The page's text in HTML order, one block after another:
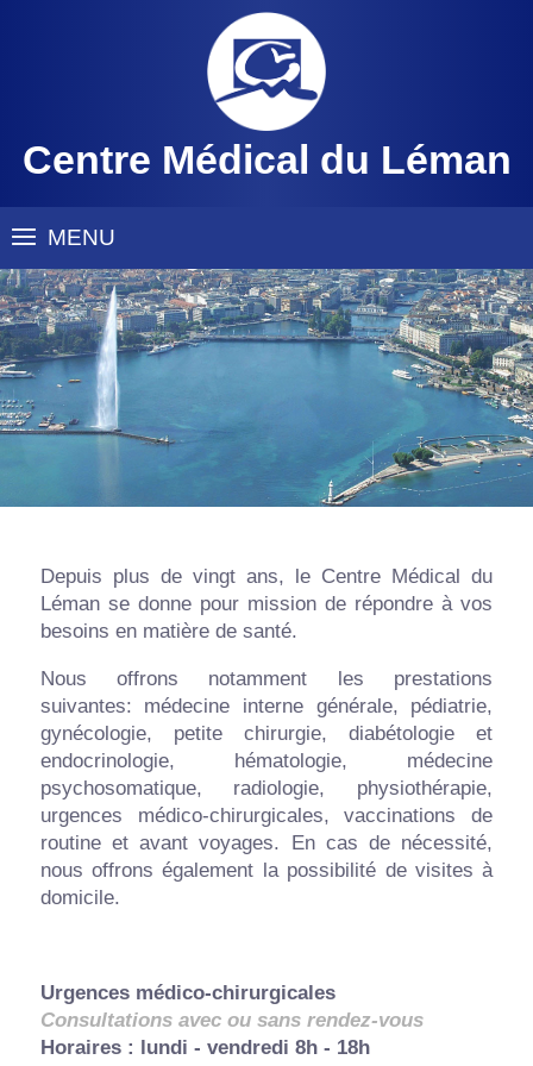
Centre Médical du Léman
MENU
Accueil
Plan d'accès
Nos valeurs
Physiothérapeute
En plus
Contact
Liens utiles
Depuis plus de vingt ans, le Centre Médical du
Léman se donne pour mission de répondre à vos
besoins en matière de santé.
Nous offrons notamment les prestations
suivantes: médecine interne générale, pédiatrie,
gynécologie, petite chirurgie, diabétologie et
endocrinologie, hématologie, médecine
psychosomatique, radiologie, physiothérapie,
urgences médico-chirurgicales, vaccinations de
routine et avant voyages. En cas de nécessité,
nous offrons également la possibilité de visites à
domicile.
Urgences médico-chirurgicales
Consultations avec ou sans rendez-vous
Horaires : lundi - vendredi 8h - 18h